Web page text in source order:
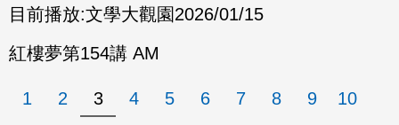
目前播放:文學大觀園2026/01/15
紅樓夢第154講 AM
1 2 3 4 5 6 7 8 9 10